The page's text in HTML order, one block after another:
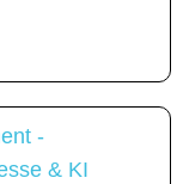
-
& KI